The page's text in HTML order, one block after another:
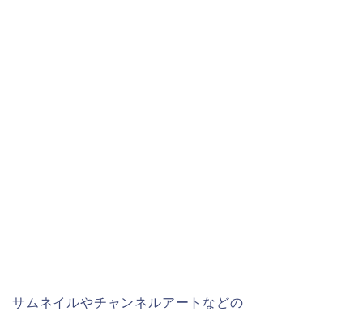
サムネイルやチャンネルアートなどの